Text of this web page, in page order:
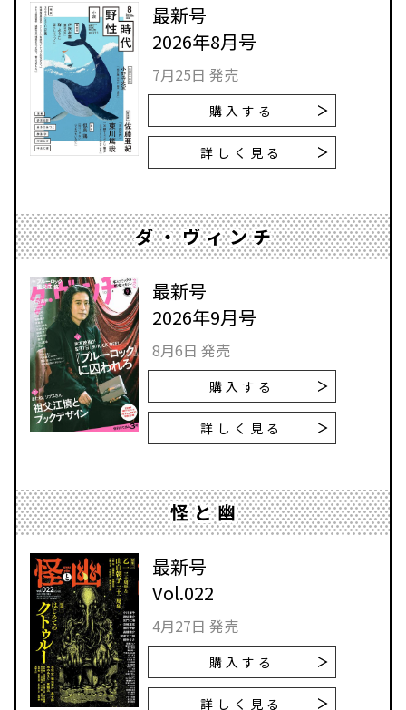
最新号
2026年8月号
7月25日 発売
購入する
詳しく見る
ダ・ヴィンチ
最新号
2026年9月号
8月6日 発売
購入する
詳しく見る
怪と幽
最新号
Vol.022
4月27日 発売
購入する
詳しく見る